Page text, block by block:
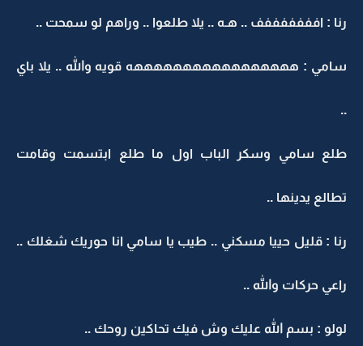
رنا : افففففففف .. هـه .. يلا طلعوا .. وراهم لو سمحت ..
سامي : هههههههههههههههههه قويه والله .. يلا باي
طلع سامي وسكر الباب اول ما طلع ابتسمت وقامت
تطالع يدينها ..
رنا : قليل حييا مسكني .. طيب يا سامي انا حوريك شغلك ..
راعي حركات والله ..
لولو : بسم الله عليك وش فيك تحاكين روحك ..